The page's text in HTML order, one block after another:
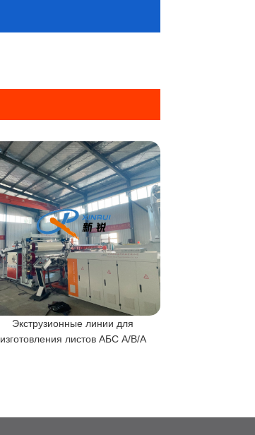
Экструзионные линии для
изготовления листов АБС A/B/A